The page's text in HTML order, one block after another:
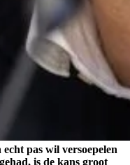
pas wil versoepelen
is de kans groot